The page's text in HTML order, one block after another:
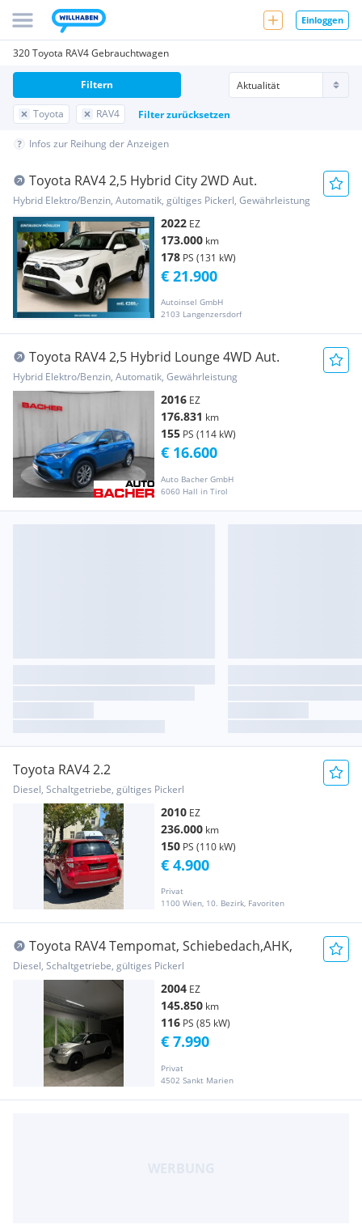
Einloggen
320 Toyota RAV4 Gebrauchtwagen
Toyota RAV4 Filter zurücksetzen
Filtern
Infos zur Reihung der Anzeigen
Toyota RAV4 2,5 Hybrid City 2WD Aut.
Hybrid Elektro/Benzin, Automatik, gültiges Pickerl, Gewährleistung
2022 EZ
173.000 km
178 PS (131 kW)
Autoinsel GmbH
2103 Langenzersdorf
€ 21.900
Toyota RAV4 2,5 Hybrid Lounge 4WD Aut.
Hybrid Elektro/Benzin, Automatik, Gewährleistung
2016 EZ
176.831 km
155 PS (114 kW)
Auto Bacher GmbH
6060 Hall in Tirol
€ 16.600
Toyota RAV4 2.2
Diesel, Schaltgetriebe, gültiges Pickerl
2010 EZ
236.000 km
150 PS (110 kW)
Privat
1100 Wien, 10. Bezirk, Favoriten
€ 4.900
Toyota RAV4 Tempomat, Schiebedach,AHK,
Diesel, Schaltgetriebe, gültiges Pickerl
2004 EZ
145.850 km
116 PS (85 kW)
Privat
4502 Sankt Marien
€ 7.990